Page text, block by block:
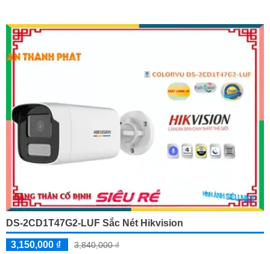
DS-2CD1T47G2-LUF Sắc Nét Hikvision
3,150,000 ₫ 3,840,000 ₫